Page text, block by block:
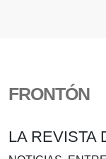
FRONTÓN
LA REVISTA